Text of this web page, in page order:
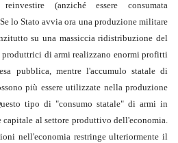
(anziché essere consumata
lo Stato avvia ora una produzione militare
su una massiccia ridistribuzione del
produttrici di armi realizzano enormi profitti
pubblica, mentre l'accumulo statale di
più essere utilizzate nella produzione
tipo di "consumo statale" di armi in
capitale al settore produttivo dell'economia.
nell'economia restringe ulteriormente il